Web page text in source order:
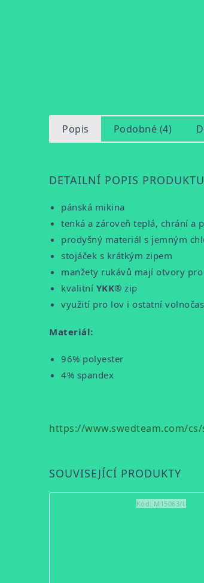
Popis Podobné (4)
DETAILNÍ POPIS PRODUKTU
pánská mikina
tenká a zároveň teplá, chrání a
prodyšný materiál s jemným
stojáček s krátkým zipem
manžety rukávů mají otvory
kvalitní YKK® zip
využití pro lov i ostatní
Materiál:
96% polyester
4% spandex
https://www.swedteam.com/
SOUVISEJÍCÍ PRODUKTY
Kód: M15063/L